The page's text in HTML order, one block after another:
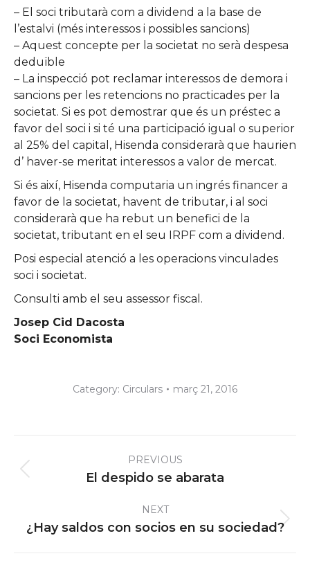
– El soci tributarà com a dividend a la base de
l’estalvi (més interessos i possibles sancions)
– Aquest concepte per la societat no serà despesa
deduïble
– La inspecció pot reclamar interessos de demora i
sancions per les retencions no practicades per la
societat. Si es pot demostrar que és un préstec a
favor del soci i si té una participació igual o superior
al 25% del capital, Hisenda considerarà que haurien
d’ haver-se meritat interessos a valor de mercat.
Si és així, Hisenda computaria un ingrés financer a
favor de la societat, havent de tributar, i al soci
considerarà que ha rebut un benefici de la
societat, tributant en el seu IRPF com a dividend.
Posi especial atenció a les operacions vinculades
soci i societat.
Consulti amb el seu assessor fiscal.
Josep Cid Dacosta
Soci Economista
Category: Circulars març 21, 2016
navigationPREVIOUS
Previous
El despido se abarata
NEXT
Next
¿Hay saldos con socios en su sociedad?